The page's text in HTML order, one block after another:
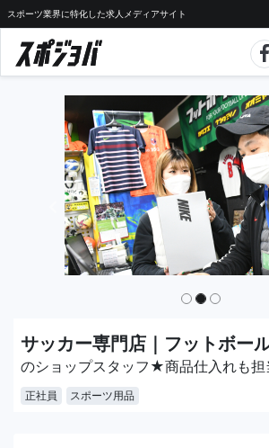
スポーツ業界に特化した求人メディアサイト
サッカー専門店｜フットボー
のショップスタッフ★商品仕入れも担
正社員 スポーツ用品